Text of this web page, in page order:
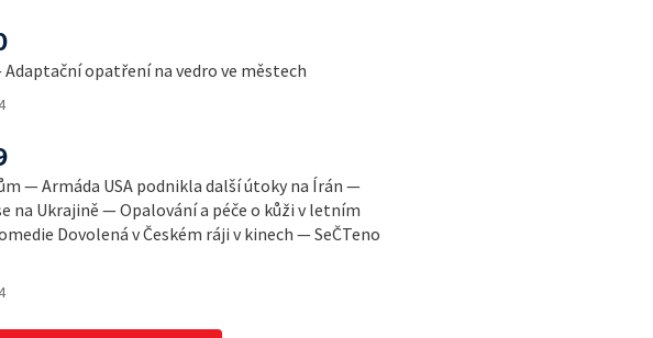
opatření na vedro ve městech
— Armáda USA podnikla další útoky na Írán —
na Ukrajině — Opalování a péče o kůži v letním
Dovolená v Českém ráji v kinech — SeČTeno